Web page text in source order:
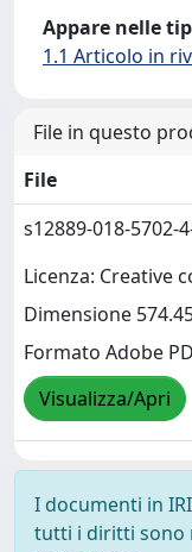
Appare nelle
1.1 Articolo in
File in questo
File
s12889-018-5702-
Licenza: Creative
Dimensione
Formato Adobe
Visualizza/Apri
I documenti in
tutti i diritti sono